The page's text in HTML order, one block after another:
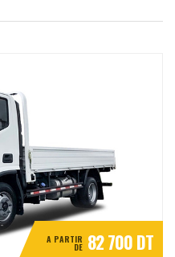
A PARTIR
DE 82 700 DT